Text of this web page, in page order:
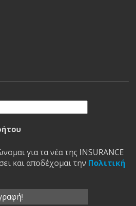
για τα νέα της INSURANCE
και αποδέχομαι την Πολιτική